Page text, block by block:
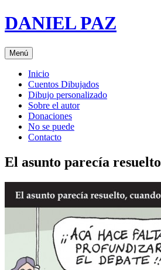
Saltar
al
DANIEL PAZ
Menú
Inicio
Cuentos Dibujados
Dibujo personalizado
Sobre el autor
Donaciones
No se puede
Contacto
El asunto parecía resuelto